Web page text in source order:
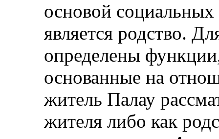
основой
является родство.
определены
основанные на
житель Палау
жителя либо как